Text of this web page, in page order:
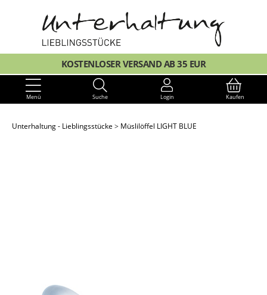
KOSTENLOSER VERSAND AB 35 EUR
Menü Suche Login Kaufen
Unterhaltung - Lieblingsstücke Müslilöffel LIGHT BLUE